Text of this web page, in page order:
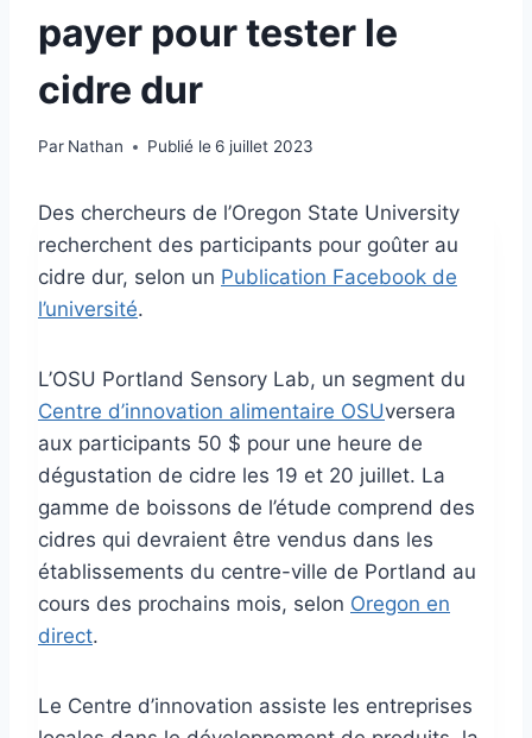
payer pour tester le
cidre dur
Par Nathan Publié le 6 juillet 2023
Des chercheurs de l’Oregon State University
recherchent des participants pour goûter au
cidre dur, selon un Publication Facebook de
l’université.
L’OSU Portland Sensory Lab, un segment du
Centre d’innovation alimentaire OSUversera
aux participants 50 $ pour une heure de
dégustation de cidre les 19 et 20 juillet. La
gamme de boissons de l’étude comprend des
cidres qui devraient être vendus dans les
établissements du centre-ville de Portland au
cours des prochains mois, selon Oregon en
direct.
Le Centre d’innovation assiste les entreprises